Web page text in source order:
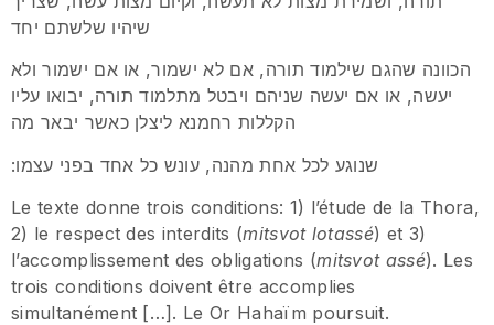
שיהיו שלשתם יחד
הכוונה שהגם שילמוד תורה, אם לא ישמור, או אם ישמור ולא
יעשה, או אם יעשה שניהם ויבטל מתלמוד תורה, יבואו עליו
הקללות רחמנא ליצלן כאשר יבאר מה
:שנוגע לכל אחת מהנה, עונש כל אחד בפני עצמו
Le texte donne trois conditions: 1) l’étude de la Thora,
2) le respect des interdits (mitsvot lotassé) et 3)
l’accomplissement des obligations (mitsvot assé). Les
trois conditions doivent être accomplies
simultanément […]. Le Or Hahaïm poursuit.